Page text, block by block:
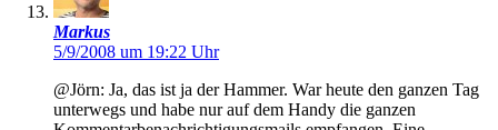
Markus
5/9/2008 um 19:22 Uhr
@Jörn: Ja, das ist ja der Hammer. War heute den ganzen Tag
unterwegs und habe nur auf dem Handy die ganzen